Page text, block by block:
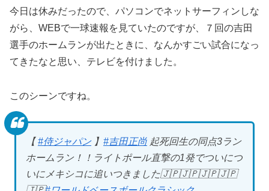
今日は休みだったので、パソコンでネットサーフィンしな
がら、WEBで一球速報を見ていたのですが、７回の吉田
選手のホームランが出たときに、なんかすごい試合になっ
てきたなと思い、テレビを付けました。
このシーンですね。
【 #侍ジャパン】 #吉田正尚 起死回生の同点3ラン
ホームラン！！ライトポール直撃の1発でついにつ
いにメキシコに追いつきました🇯🇵🇯🇵🇯🇵🇯🇵